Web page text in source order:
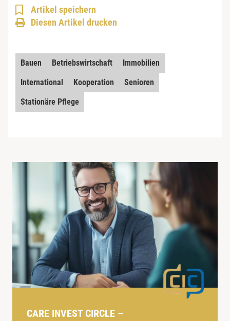
Artikel speichern
Diesen Artikel drucken
Bauen Betriebswirtschaft
Immobilien
International
Kooperation
Senioren
Stationäre Pflege
CARE INVEST CIRCLE –